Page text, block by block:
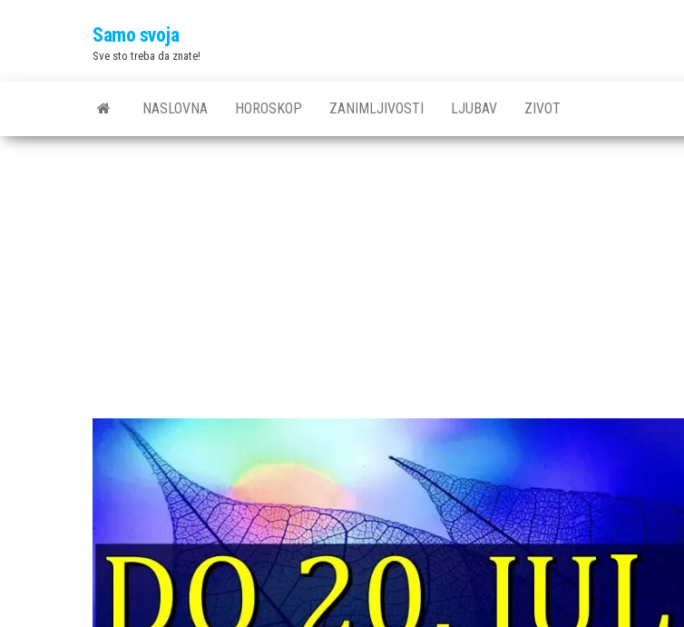
Samo svoja
Sve sto treba da znate!
NASLOVNA HOROSKOP ZANIMLJIVOSTI LJUBAV ZIVOT